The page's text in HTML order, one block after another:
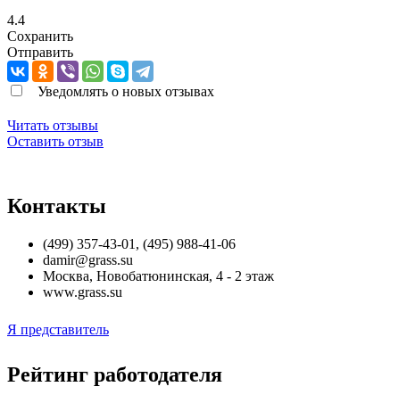
4.4
Сохранить
Отправить
Уведомлять о новых отзывах
Читать отзывы
Оставить отзыв
Контакты
(499) 357-43-01, (495) 988-41-06
damir@grass.su
Москва, Новобатюнинская, 4 - 2 этаж
www.grass.su
Я представитель
Рейтинг работодателя